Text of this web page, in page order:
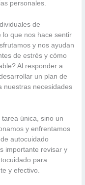
personales.
de
lo que nos hace sentir
y nos ayudan
de estrés y cómo
Al responder a
un plan de
nuestras necesidades
única, sino un
y enfrentamos
autocuidado
importante revisar y
para
y efectivo.